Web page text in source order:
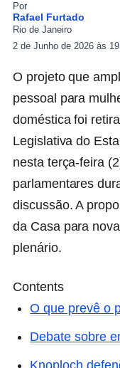
Por
Rafael Furtado
Rio de Janeiro
2 de Junho de 2026 às
O projeto que
pessoal para
doméstica foi
Legislativa do
nesta terça-feira
parlamentares
discussão. A
da Casa para
plenário.
Contents
O que prevê o
Debate sobre
Knoploch